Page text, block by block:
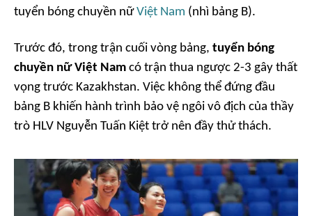
tuyển bóng chuyền nữViệt Nam (nhì bảng B).
Trước đó, trong trận cuối vòng bảng, tuyển bóng
chuyền nữ Việt Nam có trận thua ngược 2-3 gây thất
vọng trước Kazakhstan. Việc không thể đứng đầu
bảng B khiến hành trình bảo vệ ngôi vô địch của thầy
trò HLV Nguyễn Tuấn Kiệt trở nên đầy thử thách.